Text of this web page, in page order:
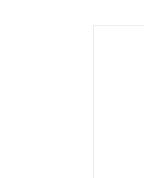
マネ